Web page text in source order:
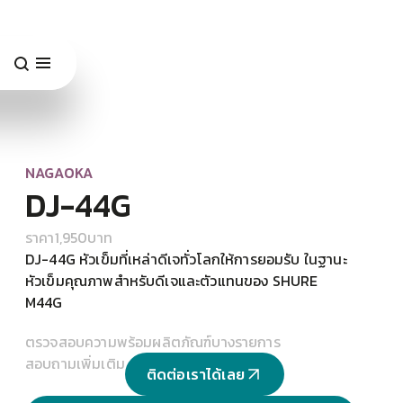
NAGAOKA
DJ-44G
ราคา1,950บาท
DJ-44G หัวเข็มที่เหล่าดีเจทั่วโลกให้การยอมรับ ในฐานะ
หัวเข็มคุณภาพสำหรับดีเจและตัวแทนของ SHURE
M44G
ตรวจสอบความพร้อมผลิตภัณฑ์บางรายการ
สอบถามเพิ่มเติม
ติดต่อเราได้เลย